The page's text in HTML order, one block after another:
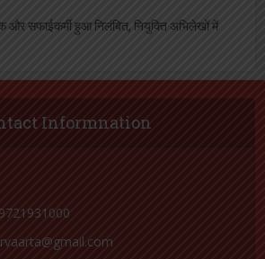
और सफाईकर्मी हुआ निलंबित, नियुक्ति अभिलेखों में
Informnation
9721931000